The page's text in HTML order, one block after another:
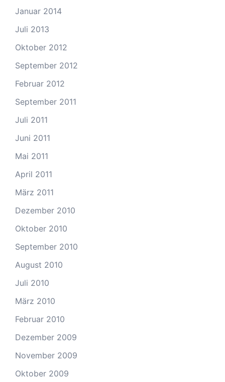
Januar 2014
Juli 2013
Oktober 2012
September 2012
Februar 2012
September 2011
Juli 2011
Juni 2011
Mai 2011
April 2011
März 2011
Dezember 2010
Oktober 2010
September 2010
August 2010
Juli 2010
März 2010
Februar 2010
Dezember 2009
November 2009
Oktober 2009